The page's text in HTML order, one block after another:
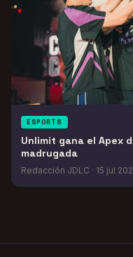
ESPORTS
Unlimit gana el Apex
madrugada
Redacción JDLC · 15 jul